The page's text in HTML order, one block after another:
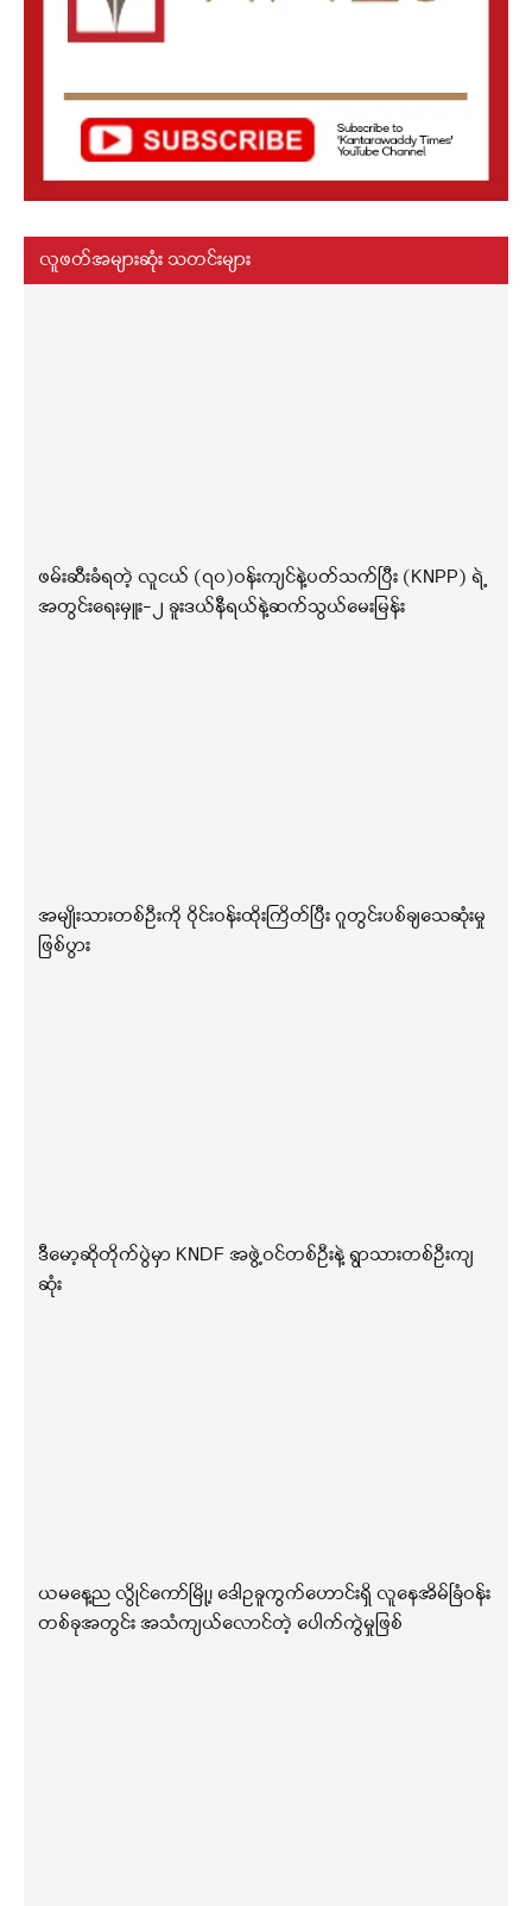
လူဖတ်အများဆုံး သတင်းများ
ဖမ်းဆီးခံရတဲ့ လူငယ် (၇၀)ဝန်းကျင်နဲ့ပတ်သက်ပြီး (KNPP) ရဲ့
အတွင်းရေးမှူး-၂ ခူးဒယ်နီရယ်နဲ့ဆက်သွယ်မေးမြန်း
အမျိုးသားတစ်ဦးကို ဝိုင်းဝန်းထိုးကြိတ်ပြီး ဂူတွင်းပစ်ချသေဆုံးမှု
ဖြစ်ပွား
ဒီမော့ဆိုတိုက်ပွဲမှာ KNDF အဖွဲ့ဝင်တစ်ဦးနဲ့ ရွာသားတစ်ဦးကျ
ဆုံး
ယမနေ့ည လွိုင်ကော်မြို့၊ ဒေါဥခူကွက်ဟောင်းရှိ လူနေအိမ်ခြံဝန်း
တစ်ခုအတွင်း အသံကျယ်လောင်တဲ့ ပေါက်ကွဲမှုဖြစ်